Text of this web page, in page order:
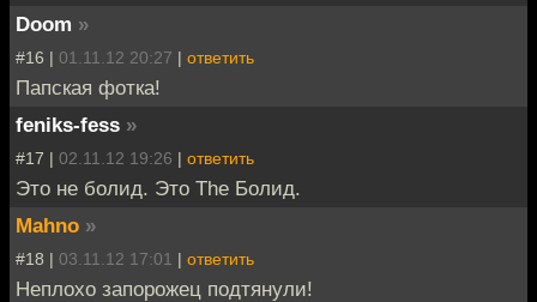
Doom »
#16 | 01.11.12 20:27 | ответить
Папская фотка!
feniks-fess »
#17 | 02.11.12 19:26 | ответить
Это не болид. Это The Болид.
Mahno »
#18 | 03.11.12 17:01 | ответить
Неплохо запорожец подтянули!